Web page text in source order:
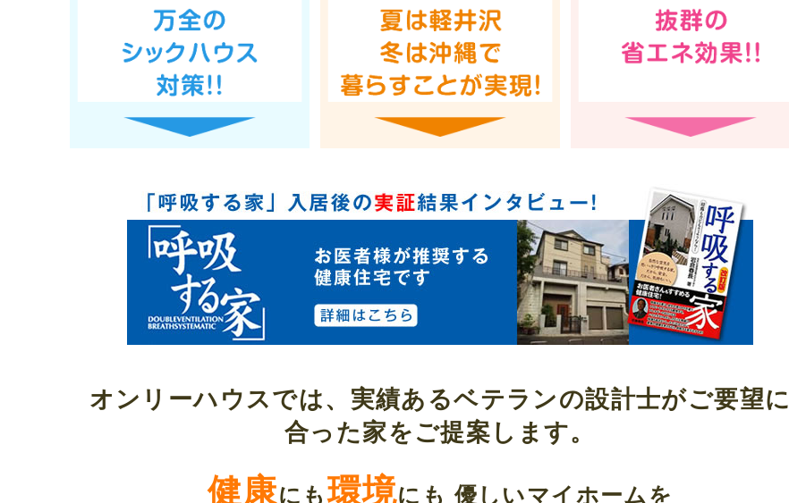
オンリーハウスでは、実績あるベテランの設計士がご要望に
合った家をご提案します。
健康にも環境にも 優しいマイホームを